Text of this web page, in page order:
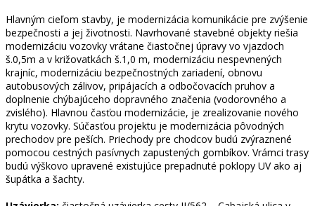
Hlavným cieľom stavby, je modernizácia komunikácie pre zvýšenie
bezpečnosti a jej životnosti. Navrhované stavebné objekty riešia
modernizáciu vozovky vrátane čiastočnej úpravy vo vjazdoch
š.0,5m a v križovatkách š.1,0 m, modernizáciu nespevnených
krajníc, modernizáciu bezpečnostných zariadení, obnovu
autobusových zálivov, pripájacích a odbočovacích pruhov a
doplnenie chýbajúceho dopravného značenia (vodorovného a
zvislého). Hlavnou časťou modernizácie, je zrealizovanie nového
krytu vozovky. Súčasťou projektu je modernizácia pôvodných
prechodov pre peších. Priechody pre chodcov budú zvýraznené
pomocou cestných pasívnych zapustených gombíkov. Vrámci trasy
budú výškovo upravené existujúce prepadnuté poklopy UV ako aj
šupátka a šachty.